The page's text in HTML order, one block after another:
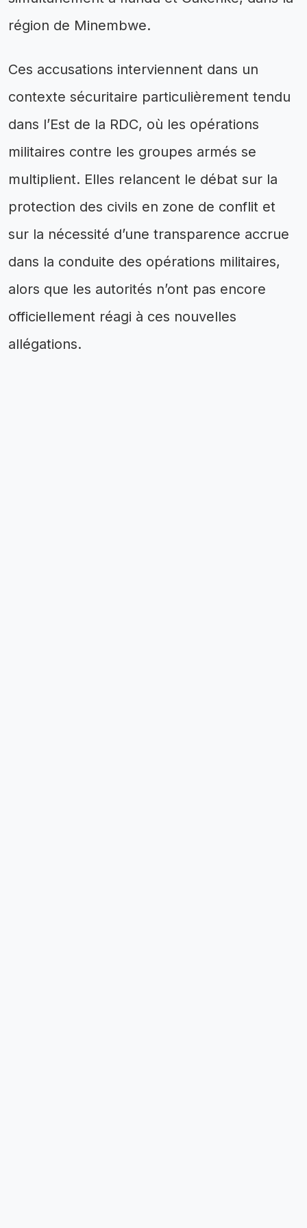
région de Minembwe.
Ces accusations interviennent dans un
contexte sécuritaire particulièrement tendu
dans l’Est de la RDC, où les opérations
militaires contre les groupes armés se
multiplient. Elles relancent le débat sur la
protection des civils en zone de conflit et
sur la nécessité d’une transparence accrue
dans la conduite des opérations militaires,
alors que les autorités n’ont pas encore
officiellement réagi à ces nouvelles
allégations.